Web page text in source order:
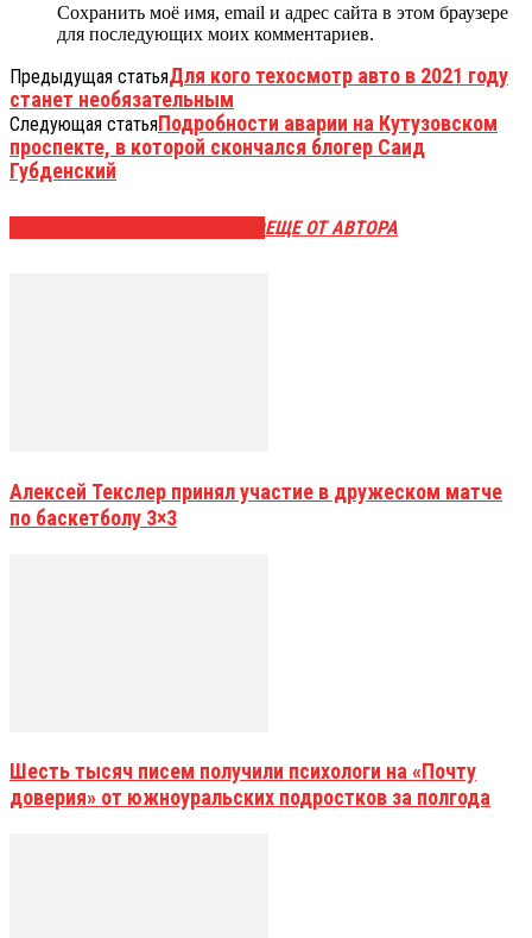
Сохранить моё имя, email и адрес сайта в этом браузере
для последующих моих комментариев.
Предыдущая статьяДля кого техосмотр авто в 2021 году
станет необязательным
Следующая статьяПодробности аварии на Кутузовском
проспекте, в которой скончался блогер Саид
Губденский
ЕЩЕ ОТ АВТОРА
Алексей Текслер принял участие в дружеском матче
по баскетболу 3×3
Шесть тысяч писем получили психологи на «Почту
доверия» от южноуральских подростков за полгода